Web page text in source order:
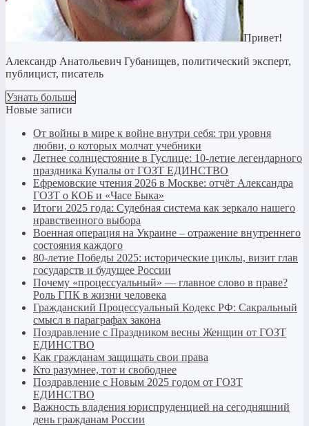
Привет!
Александр Анатольевич Губанищев, политический эксперт,
публицист, писатель
Узнать больше
Новые записи
От войны в мире к войне внутри себя: три уровня
любви, о которых молчат учебники
Летнее солнцестояние в Гуслице: 10-летие легендарного
праздника Купалы от ГОЗТ ЕДИНСТВО
Ефремовские чтения 2026 в Москве: отчёт Александра
ГОЗТ о КОБ и «Часе Быка»
Итоги 2025 года: Судебная система как зеркало нашего
нравственного выбора
Военная операция на Украине – отражение внутреннего
состояния каждого
80-летие Победы 2025: исторические циклы, визит глав
государств и будущее России
Почему «процессуальный» — главное слово в праве?
Роль ГПК в жизни человека
Гражданский Процессуальный Кодекс РФ: Сакральный
смысл в параграфах закона
Поздравление с Праздником весны Женщин от ГОЗТ
ЕДИНСТВО
Как гражданам защищать свои права
Кто разумнее, тот и свободнее
Поздравление с Новым 2025 годом от ГОЗТ
ЕДИНСТВО
Важность владения юриспруденцией на сегодняшний
день гражданам России